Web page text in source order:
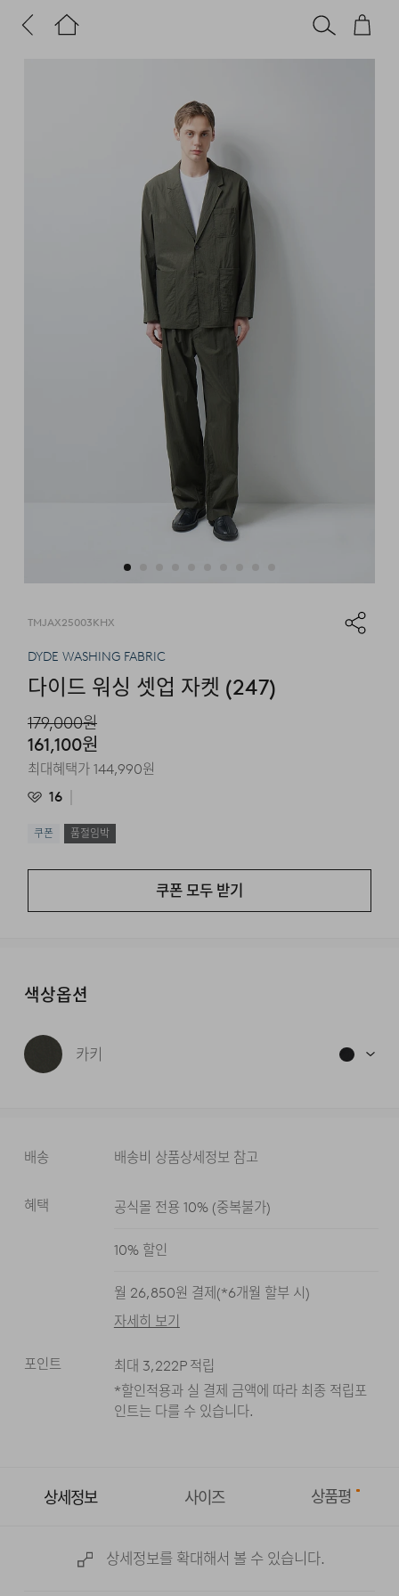
TMJAX25003KHX
DYDE WASHING FABRIC
다이드 워싱 셋업 자켓 (247)
161,100원
179,000원
최대혜택가144,990원
16
쿠폰 품절임박
쿠폰 모두 받기
색상옵션
카키
블랙
배송 배송비 상품상세정보 참고
혜택 공식몰 전용 10%(중복불가)
10% 할인
월 26,850원 결제(*6개월 할부 시)
자세히 보기
포인트 최대 3,222P 적립
*할인적용과 실 결제 금액에 따라 최종 적립포
인트는 다를 수 있습니다.
상세정보 사이즈 상품평
상세정보를 확대해서 볼 수 있습니다.